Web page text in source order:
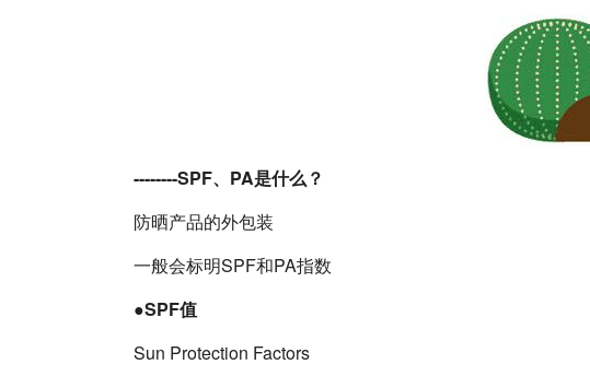
--------SPF、PA是什么？
防晒产品的外包装
一般会标明SPF和PA指数
●SPF值
Sun Protection Factors